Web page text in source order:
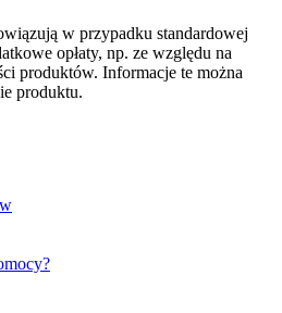
w przypadku standardowej
opłaty, np. ze względu na
produktów. Informacje te można
produktu.